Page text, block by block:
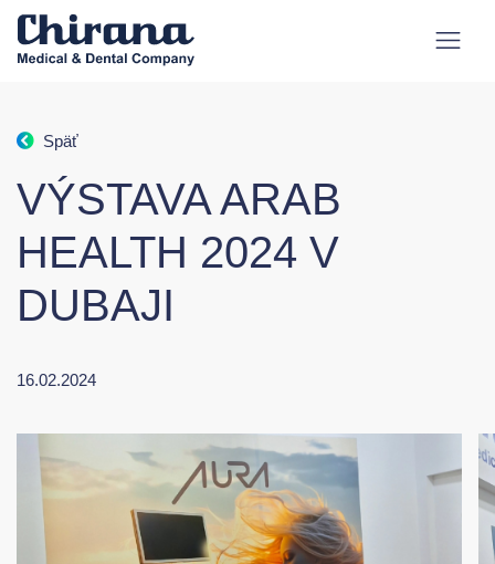
Späť
VÝSTAVA ARAB
HEALTH 2024 V
DUBAJI
16.02.2024